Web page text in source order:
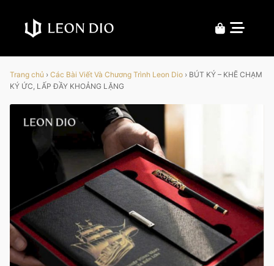
Trang chủ › Các Bài Viết Và Chương Trình Leon Dio › BÚT KÝ – KHẼ CHẠM
KÝ ỨC, LẤP ĐẦY KHOẢNG LẶNG